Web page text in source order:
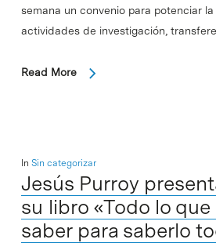
semana un convenio para potenciar
actividades de investigación,
Read More
In Sin categorizar
Jesús Purroy
su libro «Todo lo que
saber para saberlo